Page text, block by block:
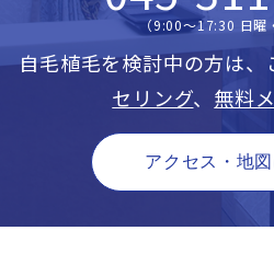
（9:00〜17:30 日曜
自毛植毛を検討中の方は、
セリング、 無料
アクセス・地